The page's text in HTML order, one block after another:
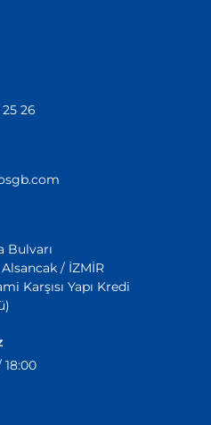
26
Bulvarı
Alsancak / İZMİR
Karşısı Yapı Kredi